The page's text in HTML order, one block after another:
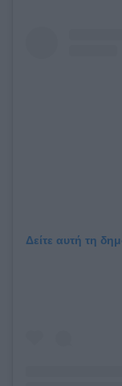
Δείτε αυτή τη